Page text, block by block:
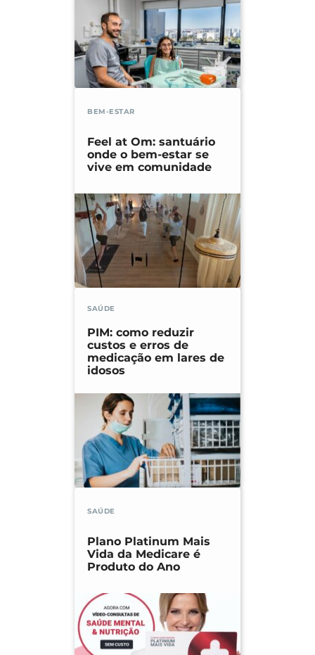
BEM-ESTAR
Feel at Om: santuário
onde o bem-estar se
vive em comunidade
SAÚDE
PIM: como reduzir
custos e erros de
medicação em lares de
idosos
SAÚDE
Plano Platinum Mais
Vida da Medicare é
Produto do Ano